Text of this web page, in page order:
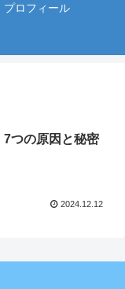
プロフィール
7つの原因と秘密
2024.12.12